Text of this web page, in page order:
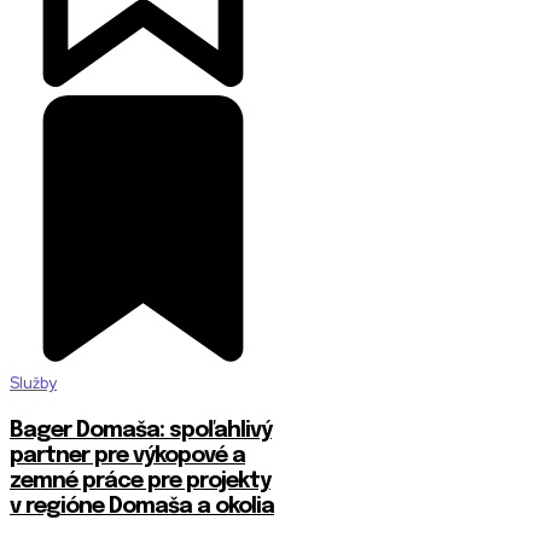
Služby
Bager Domaša: spoľahlivý
partner pre výkopové a
zemné práce pre projekty
v regióne Domaša a okolia